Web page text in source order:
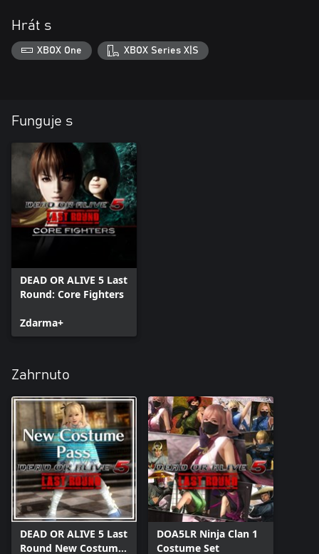
Hrát s
XBOX One XBOX Series X|S
Funguje s
DEAD OR ALIVE 5 Last
Round: Core Fighters
Zdarma+
Zahrnuto
DEAD OR ALIVE 5 Last
Round New Costume
DOA5LR Ninja Clan 1
Costume Set